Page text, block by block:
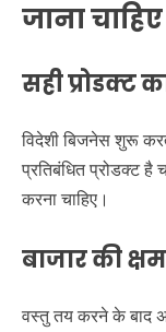
जाना
सही प्रोडक्ट
विदेशी बिजनेस शुरू
प्रतिबंधित प्रोडक्ट
करना चाहिए।
बाजार की
वस्तु तय करने के बाद